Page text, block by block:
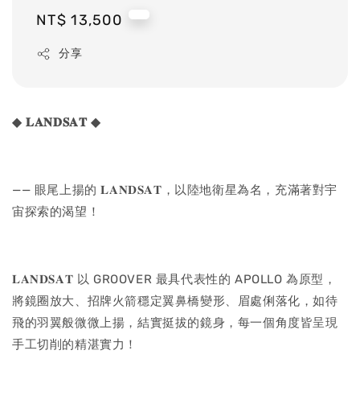
Regular
NT$ 13,500
分享
◆ 𝐋𝐀𝐍𝐃𝐒𝐀𝐓 ◆
—— 眼尾上揚的 𝐋𝐀𝐍𝐃𝐒𝐀𝐓，以陸地衛星為名，充滿著對宇
宙探索的渴望！
𝐋𝐀𝐍𝐃𝐒𝐀𝐓 以 GROOVER 最具代表性的 APOLLO 為原型，
將鏡圈放大、招牌火箭穩定翼鼻橋變形、眉處俐落化，如待
飛的羽翼般微微上揚，結實挺拔的鏡身，每一個角度皆呈現
手工切削的精湛實力！